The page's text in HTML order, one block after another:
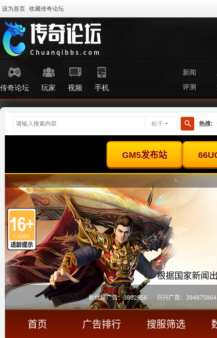
设为首页 收藏传奇论坛
传奇论坛 玩家 视频 手机
新闻
评测
帖子
搜
热搜: